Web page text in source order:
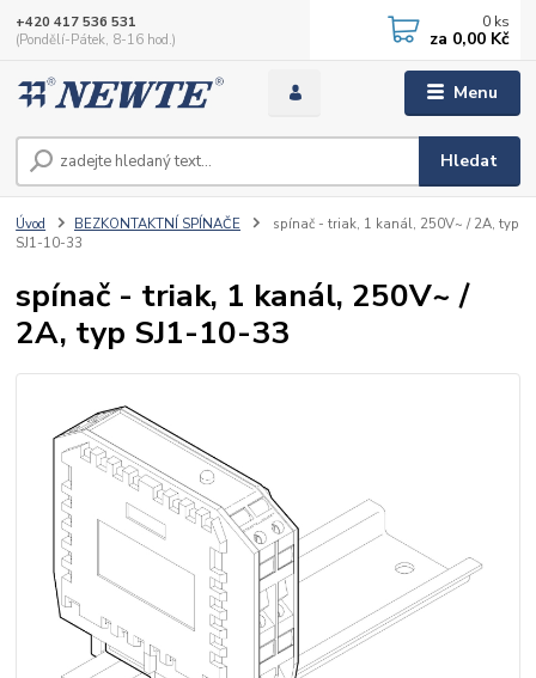
Menu
Hledat
+420 417 536 531
(Pondělí-Pátek, 8-16 hod.)
0 ks
za 0,00 Kč
Úvod BEZKONTAKTNÍ SPÍNAČE
spínač - triak, 1 kanál, 250V~ / 2A, typ
SJ1-10-33
spínač - triak, 1 kanál, 250V~ /
2A, typ SJ1-10-33